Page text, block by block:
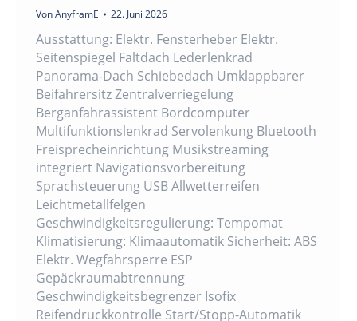
VonAnyframE 22. Juni 2026
Ausstattung: Elektr. Fensterheber Elektr.
Seitenspiegel Faltdach Lederlenkrad
Panorama-Dach Schiebedach Umklappbarer
Beifahrersitz Zentralverriegelung
Berganfahrassistent Bordcomputer
Multifunktionslenkrad Servolenkung Bluetooth
Freisprecheinrichtung Musikstreaming
integriert Navigationsvorbereitung
Sprachsteuerung USB Allwetterreifen
Leichtmetallfelgen
Geschwindigkeitsregulierung: Tempomat
Klimatisierung: Klimaautomatik Sicherheit: ABS
Elektr. Wegfahrsperre ESP
Gepäckraumabtrennung
Geschwindigkeitsbegrenzer Isofix
Reifendruckkontrolle Start/Stopp-Automatik